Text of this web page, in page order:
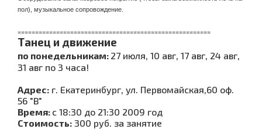
пол), музыкальное сопровождение.
=======================================================
Танец и движение
по понедельникам: 27 июля, 10 авг, 17 авг, 24 авг,
31 авг по 3 часа!
Адрес: г. Екатеринбург, ул. Первомайская,60 оф.
56 "В"
Время: с 18:30 до 21:30 2009 год
Стоимость: 300 руб. за занятие